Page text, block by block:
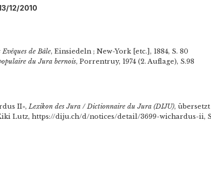
12/2010
de Bâle, Einsiedeln ; New-York [etc.], 1884, S. 80
du Jura bernois, Porrentruy, 1974 (2. Auflage), S.98
II»,Lexikon des Jura / Dictionnaire du Jura (DIJU), übersetzt
Lutz, https://diju.ch/d/notices/detail/3699-wichardus-ii,